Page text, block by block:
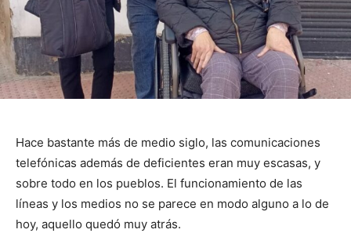
Hace bastante más de medio siglo, las comunicaciones
telefónicas además de deficientes eran muy escasas, y
sobre todo en los pueblos. El funcionamiento de las
líneas y los medios no se parece en modo alguno a lo de
hoy, aquello quedó muy atrás.